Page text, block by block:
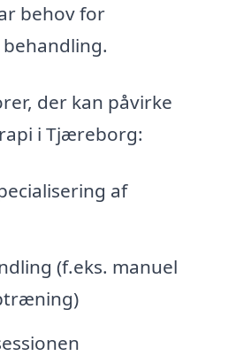
behov for
der kan påvirke
i Tjæreborg:
af
(f.eks. manuel